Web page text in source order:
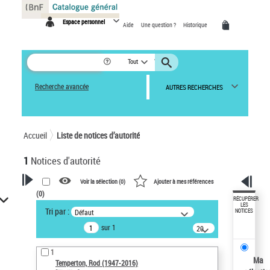
Espace personnel Aide Une question ? Historique
Tout
Recherche avancée AUTRES RECHERCHES
Accueil Liste de notices d’autorité
1 Notices d'autorité
VOTRE RECHERCHE
Recherche avancée dans les
notices d’autorité
Œuvres liées à l'auteur :
Temperton, Rod (1947-2016)
Voir la sélection (0) Ajouter à mes références
(0)
Tri par : Défaut
sur 1
20
résultats/page
1
Temperton, Rod (1947-2016)
RÉCUPÉRER
LES
NOTICES
Ma
Panneau de gestion des cookies